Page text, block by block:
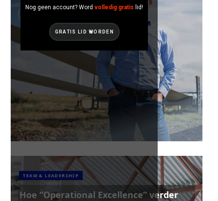
TEAM & LEADERSHIP
Hoe “Operational Excellence” verder
Nog geen account? Wordvolledig gratis lid!
GRATIS LID WORDEN